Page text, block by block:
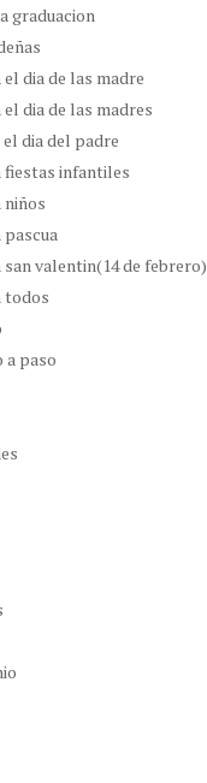
graduacion
dia de las madre
dia de las madres
dia del padre
fiestas infantiles
niños
valentin(14 de febrero)
todos
a paso